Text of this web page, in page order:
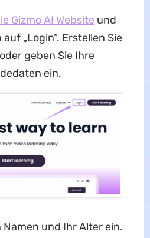
Gizmo AI Website und
„Login“. Erstellen Sie
geben Sie Ihre
ein.
Namen und Ihr Alter ein.